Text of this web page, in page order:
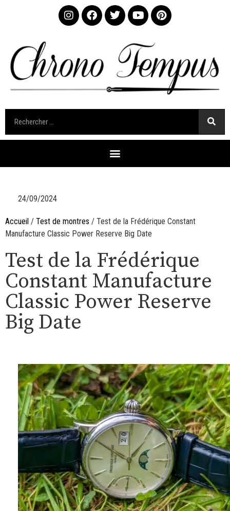
24/09/2024
Accueil / Test de montres / Test de la Frédérique Constant
Manufacture Classic Power Reserve Big Date
Test de la Frédérique
Constant Manufacture
Classic Power Reserve
Big Date